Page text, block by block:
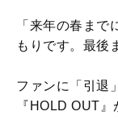
「来年の春ま
もりです。最後
ファンに「引退
『HOLD OUT